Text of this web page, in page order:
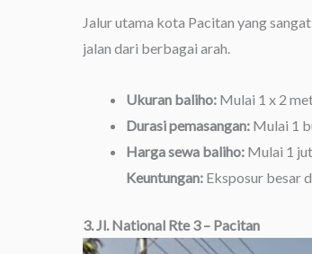
Jalur utama kota Pacitan yang
jalan dari berbagai arah.
Ukuran baliho: Mulai 1 x 2
Durasi pemasangan: Mulai 1
Harga sewa baliho: Mulai 1
Keuntungan: Eksposur besar
3. Jl. National Rte 3 – Pacitan